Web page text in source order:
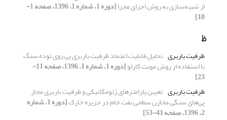
از شبیه‌سازی به روش اجزای مجزا [دوره 1، شماره 1، 1396، صفحه 1-
10]
ظ
ظرفیت باربری تحلیل قابلیت اعتماد ظرفیت باربری پی روی توده سنگ
با استفاده از روش مونت کارلو [دوره 1، شماره 1، 1396، صفحه 11-
23]
ظرفیت باربری تعیین پارامترهای ژئومکانیکی و ظرفیت باربری مجاز
پی‌های سنگی مخازن سطحی نفت خام در جزیره خارک [دوره 1، شماره
2، 1396، صفحه 41-53]